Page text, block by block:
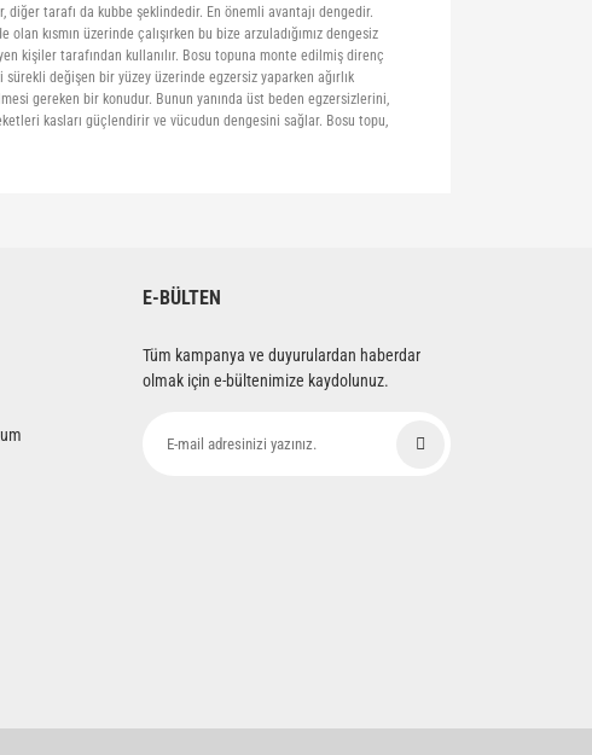
tarafı da kubbe şeklindedir. En önemli avantajı dengedir.
kısmın üzerinde çalışırken bu bize arzuladığımız dengesiz
kişiler tarafından kullanılır. Bosu topuna monte edilmiş direnç
değişen bir yüzey üzerinde egzersiz yaparken ağırlık
gereken bir konudur. Bunun yanında üst beden egzersizlerini,
kasları güçlendirir ve vücudun dengesini sağlar. Bosu topu,
E-BÜLTEN
Tüm kampanya ve duyurulardan haberdar
olmak için e-bültenimize kaydolunuz.